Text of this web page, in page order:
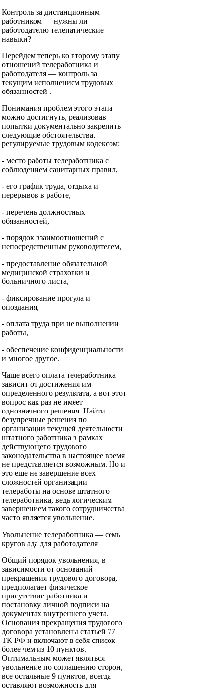
Контроль за дистанционным
работником — нужны ли
работодателю телепатические
навыки?
Перейдем теперь ко второму этапу
отношений телеработника и
работодателя — контроль за
текущим исполнением трудовых
обязанностей .
Понимания проблем этого этапа
можно достигнуть, реализовав
попытки документально закрепить
следующие обстоятельства,
регулируемые трудовым кодексом:
- место работы телеработника с
соблюдением санитарных правил,
- его график труда, отдыха и
перерывов в работе,
- перечень должностных
обязанностей,
- порядок взаимоотношений с
непосредственным руководителем,
- предоставление обязательной
медицинской страховки и
больничного листа,
- фиксирование прогула и
опоздания,
- оплата труда при не выполнении
работы,
- обеспечение конфиденциальности
и многое другое.
Чаще всего оплата телеработника
зависит от достижения им
определенного результата, а вот этот
вопрос как раз не имеет
однозначного решения. Найти
безупречные решения по
организации текущей деятельности
штатного работника в рамках
действующего трудового
законодательства в настоящее время
не представляется возможным. Но и
это еще не завершение всех
сложностей организации
телеработы на основе штатного
телеработника, ведь логическим
завершением такого сотрудничества
часто является увольнение.
Увольнение телеработника — семь
кругов ада для работодателя
Общий порядок увольнения, в
зависимости от оснований
прекращения трудового договора,
предполагает физическое
присутствие работника и
постановку личной подписи на
документах внутреннего учета.
Основания прекращения трудового
договора установлены статьей 77
ТК РФ и включают в себя список
более чем из 10 пунктов.
Оптимальным может являться
увольнение по соглашению сторон,
все остальные 9 пунктов, всегда
оставляют возможность для